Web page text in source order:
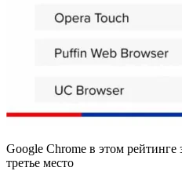
Google Chrome в этом рейтинге
третье место